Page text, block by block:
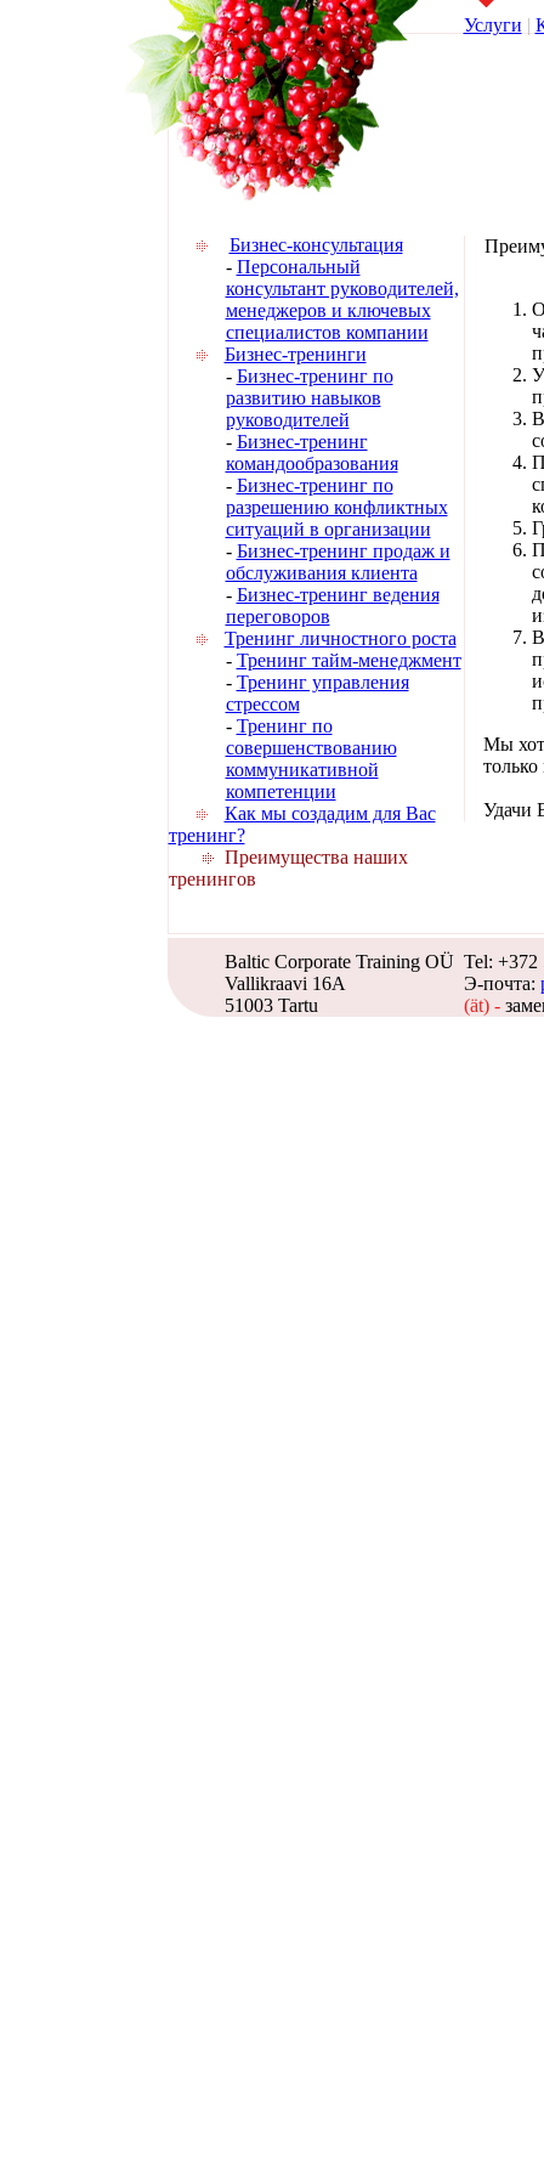
Бизнес-консультация
- Персональный
консультант руководителей,
менеджеров и ключевых
специалистов компании
Бизнес-тренинги
- Бизнес-тренинг по
развитию навыков
руководителей
- Бизнес-тренинг
командообразования
- Бизнес-тренинг по
разрешению конфликтных
ситуаций в организации
- Бизнес-тренинг продаж и
обслуживания клиента
- Бизнес-тренинг ведения
переговоров
Тренинг личностного роста
- Тренинг тайм-менеджмент
- Тренинг управления
стрессом
- Тренинг по
совершенствованию
коммуникативной
компетенции
Как мы создадим для Вас
тренинг?
Преимущества наших
тренингов
Услуги |
Мы
Удачи
Baltic Corporate Training OÜ
Vallikraavi 16A
51003 Tartu
Tel: +372
Э-почта:
(ät) -